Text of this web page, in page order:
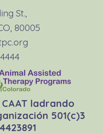
St.,
80005
CAAT ladrando
501(c)3